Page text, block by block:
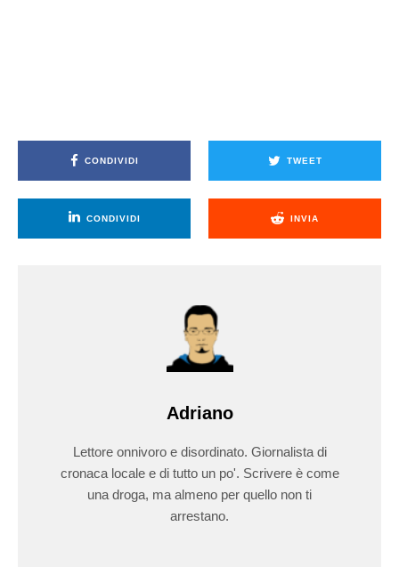
CONDIVIDI TWEET
CONDIVIDI INVIA
Adriano
Lettore onnivoro e disordinato. Giornalista di
cronaca locale e di tutto un po'. Scrivere è come
una droga, ma almeno per quello non ti
arrestano.